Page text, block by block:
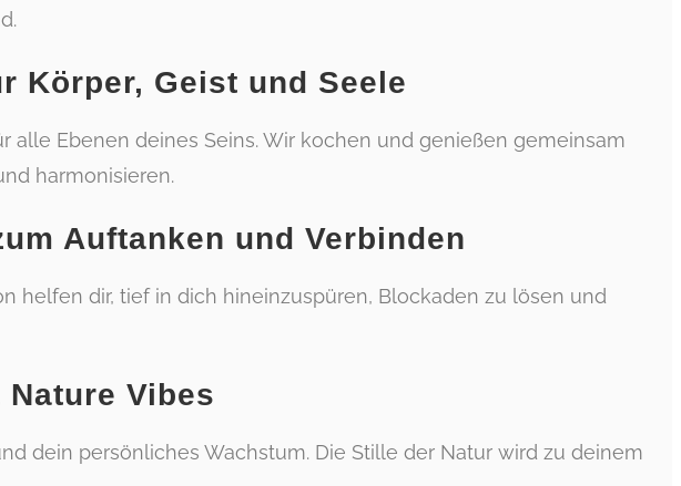
Körper, Geist und Seele
alle Ebenen deines Seins. Wir kochen und genießen gemeinsam
harmonisieren.
Auftanken und Verbinden
helfen dir, tief in dich hineinzuspüren, Blockaden zu lösen und
Nature Vibes
dein persönliches Wachstum. Die Stille der Natur wird zu deinem